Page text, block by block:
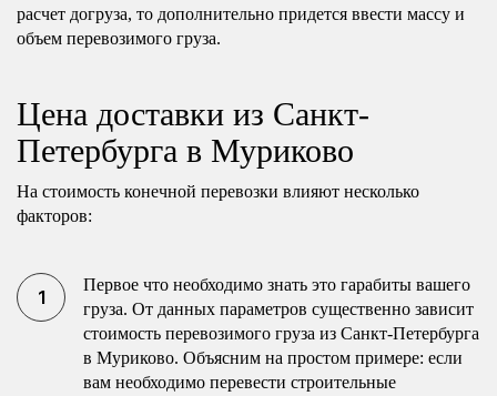
расчет догруза, то дополнительно придется ввести массу и
объем перевозимого груза.
Цена доставки из Санкт-
Петербурга в Муриково
На стоимость конечной перевозки влияют несколько
факторов:
Первое что необходимо знать это гарабиты вашего
груза. От данных параметров существенно зависит
стоимость перевозимого груза из Санкт-Петербурга
в Муриково. Объясним на простом примере: если
вам необходимо перевести строительные